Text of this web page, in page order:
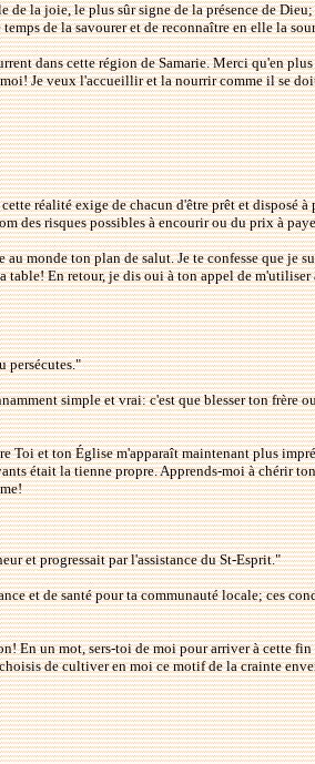
la joie, le plus sûr signe de la présence de
de la savourer et de reconnaître en elle la
dans cette région de Samarie. Merci qu'en
Je veux l'accueillir et la nourrir comme il se
réalité exige de chacun d'être prêt et disposé
des risques possibles à encourir ou du prix à
monde ton plan de salut. Je te confesse que je
En retour, je dis oui à ton appel de
persécutes."
simple et vrai: c'est que blesser ton
et ton Église m'apparaît maintenant plus
était la tienne propre. Apprends-moi à chérir
et progressait par l'assistance du St-Esprit."
et de santé pour ta communauté locale; ces
En un mot, sers-toi de moi pour arriver à cette
de cultiver en moi ce motif de la crainte